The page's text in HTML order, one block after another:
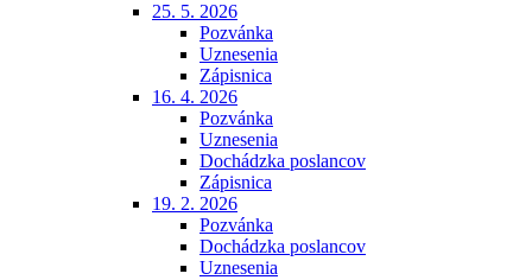
25. 5. 2026
Pozvánka
Uznesenia
Zápisnica
16. 4. 2026
Pozvánka
Uznesenia
Dochádzka poslancov
Zápisnica
19. 2. 2026
Pozvánka
Dochádzka poslancov
Uznesenia